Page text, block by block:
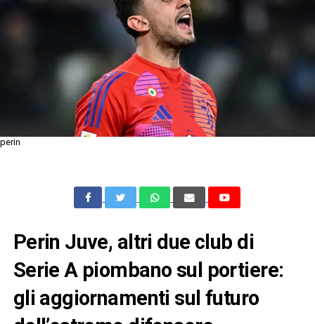
perin
Perin Juve, altri due club di
Serie A piombano sul portiere:
gli aggiornamenti sul futuro